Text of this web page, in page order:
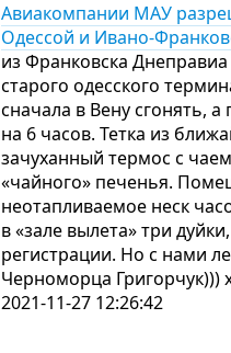
Авиакомпании МАУ
Одессой и Ивано-
из Франковска
старого одесского
сначала в Вену сгонять,
на 6 часов. Тетка из
зачуханный термос с
«чайного» печенья.
неотапливаемое неск
в «зале вылета» три
регистрации. Но с нами
Черноморца Григорчук)))
2021-11-27 12:26:42